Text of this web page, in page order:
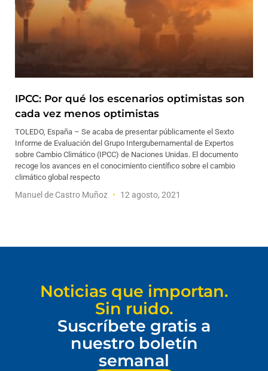
IPCC: Por qué los escenarios optimistas son
cada vez menos optimistas
TOLEDO, España – Se acaba de presentar públicamente el Sexto
Informe de Evaluación del Grupo Intergubernamental de Expertos
sobre Cambio Climático (IPCC) de Naciones Unidas. El documento
recoge los avances en el conocimiento científico sobre el cambio
climático global respecto
Manuel de Castro Muñoz 12 agosto, 2021
Noticias que importan.
Sin ruido.
Suscríbete gratis a
nuestro boletín
semanal